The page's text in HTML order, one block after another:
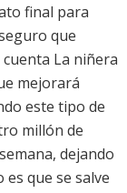
final para
que
La niñera
mejorará
este tipo de
millón de
dejando
que se salve